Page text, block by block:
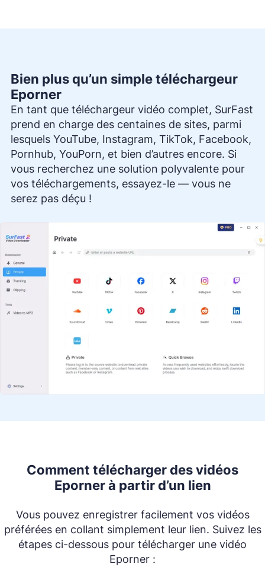
Bien plus qu’un simple téléchargeur
Eporner
En tant que téléchargeur vidéo complet, SurFast
prend en charge des centaines de sites, parmi
lesquels YouTube, Instagram, TikTok, Facebook,
Pornhub, YouPorn, et bien d’autres encore. Si
vous recherchez une solution polyvalente pour
vos téléchargements, essayez-le — vous ne
serez pas déçu !
Comment télécharger des vidéos
Eporner à partir d’un lien
Vous pouvez enregistrer facilement vos vidéos
préférées en collant simplement leur lien. Suivez les
étapes ci-dessous pour télécharger une vidéo
Eporner :